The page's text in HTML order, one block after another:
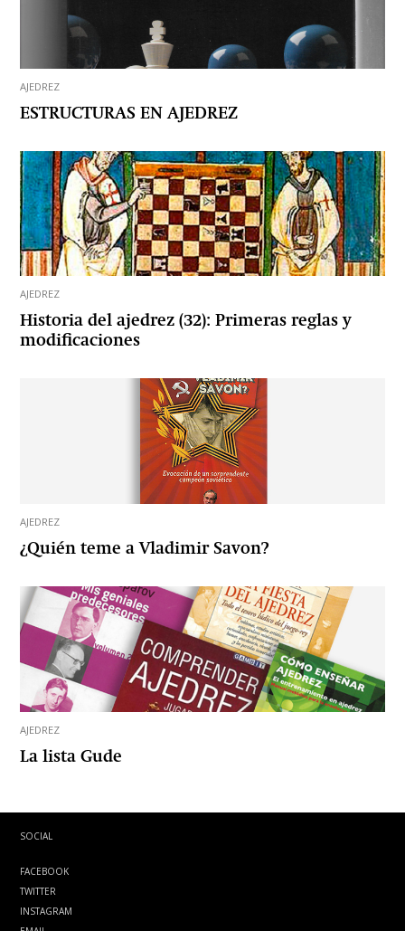
AJEDREZ
ESTRUCTURAS EN AJEDREZ
AJEDREZ
Historia del ajedrez (32): Primeras reglas y
modificaciones
AJEDREZ
¿Quién teme a Vladimir Savon?
AJEDREZ
La lista Gude
SOCIAL
FACEBOOK
TWITTER
INSTAGRAM